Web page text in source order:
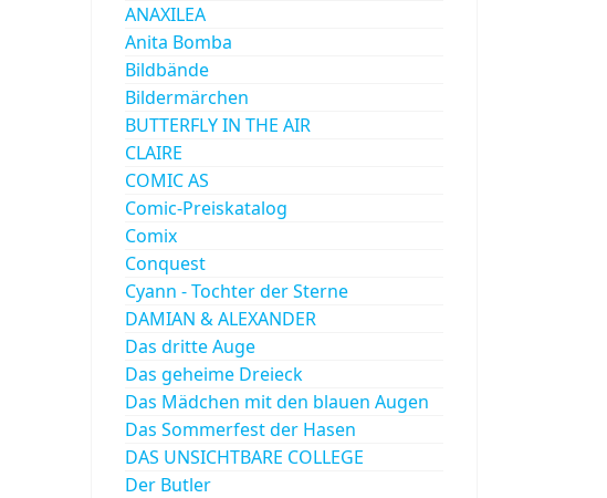
ANAXILEA
Anita Bomba
Bildbände
Bildermärchen
BUTTERFLY IN THE AIR
CLAIRE
COMIC AS
Comic-Preiskatalog
Comix
Conquest
Cyann - Tochter der Sterne
DAMIAN & ALEXANDER
Das dritte Auge
Das geheime Dreieck
Das Mädchen mit den blauen Augen
Das Sommerfest der Hasen
DAS UNSICHTBARE COLLEGE
Der Butler